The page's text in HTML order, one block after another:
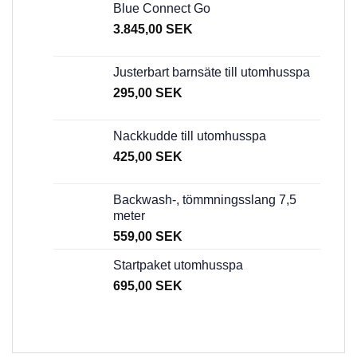
Blue Connect Go
3.845,00SEK
Justerbart barnsäte till utomhusspa
295,00SEK
Nackkudde till utomhusspa
425,00SEK
Backwash-, tömmningsslang 7,5
meter
559,00SEK
Startpaket utomhusspa
695,00SEK